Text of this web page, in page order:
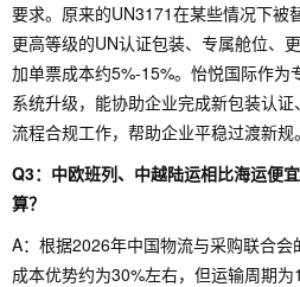
要求。原来的UN3171在某些情况下被
更高等级的UN认证包装、专属舱位、
加单票成本约5%-15%。怡悦国际作为
系统升级，能协助企业完成新包装认
流程合规工作，帮助企业平稳过渡新规。
Q3：中欧班列、中越陆运相比海运便
算？
A：根据2026年中国物流与采购联合
成本优势约为30%左右，但运输周期